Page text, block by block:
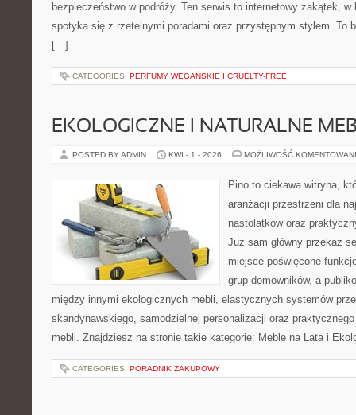
bezpieczeństwo w podróży. Ten serwis to internetowy zakątek,
spotyka się z rzetelnymi poradami oraz przystępnym stylem. To
[…]
CATEGORIES: PERFUMY WEGAŃSKIE I CRUELTY-FREE
EKOLOGICZNE I NATURALNE
POSTED BY ADMIN KWI - 1 - 2026 MOŻLIWOŚĆ
Pino to ciekawa witryna,
aranżacji przestrzeni dla
nastolatków oraz
Już sam główny przekaz
miejsce poświęcone
grup domowników, a
między innymi ekologicznych mebli, elastycznych systemów
skandynawskiego, samodzielnej personalizacji oraz
mebli. Znajdziesz na stronie takie kategorie: Meble na Lata i
CATEGORIES: PORADNIK ZAKUPOWY